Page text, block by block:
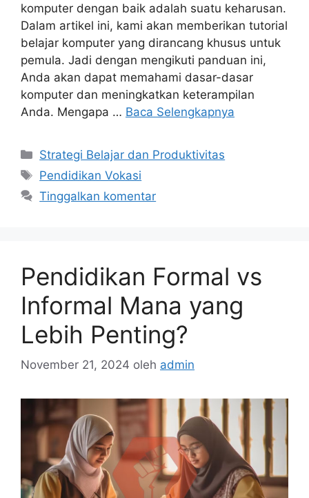
komputer dengan baik adalah suatu keharusan.
Dalam artikel ini, kami akan memberikan tutorial
belajar komputer yang dirancang khusus untuk
pemula. Jadi dengan mengikuti panduan ini,
Anda akan dapat memahami dasar-dasar
komputer dan meningkatkan keterampilan
Anda. Mengapa … Baca Selengkapnya
Kategori
Strategi Belajar dan Produktivitas
Tag
Pendidikan Vokasi
Tinggalkan komentar
Pendidikan Formal vs
Informal Mana yang
Lebih Penting?
November 21, 2024 oleh admin